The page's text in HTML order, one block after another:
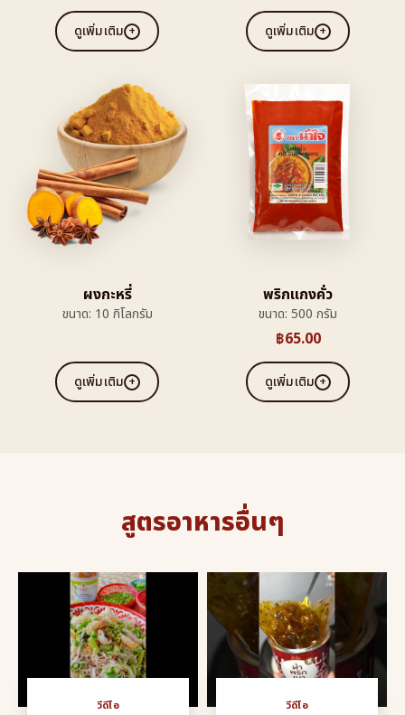
ดูเพิ่มเติม ดูเพิ่มเติม
ผงกะหรี่
ขนาด: 10 กิโลกรัม
ดูเพิ่มเติม
พริกแกงคั่ว
ขนาด: 500 กรัม
฿65.00
ดูเพิ่มเติม
สูตรอาหารอื่นๆ
วีดีโอ วีดีโอ